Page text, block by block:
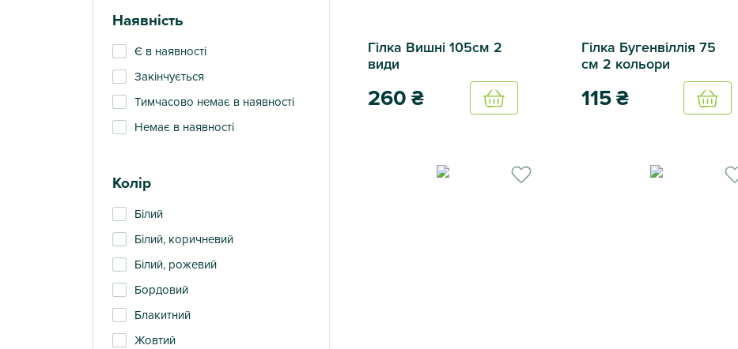
Наявність
Є в наявності
Закінчується
Тимчасово немає в наявності
Немає в наявності
Колір
Білий
Білий, коричневий
Білий, рожевий
Бордовий
Блакитний
Жовтий
Гілка Вишні 105см 2
види
260₴ Купить
Гілка Бугенвіллія 75
см 2 кольори
115₴ Купить